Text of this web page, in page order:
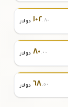
١٠٢.٨٠ دولار
٨٠ .٠٠ دولار
٦٨.٥٠ دولار